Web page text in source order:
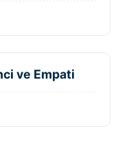
ve Empati